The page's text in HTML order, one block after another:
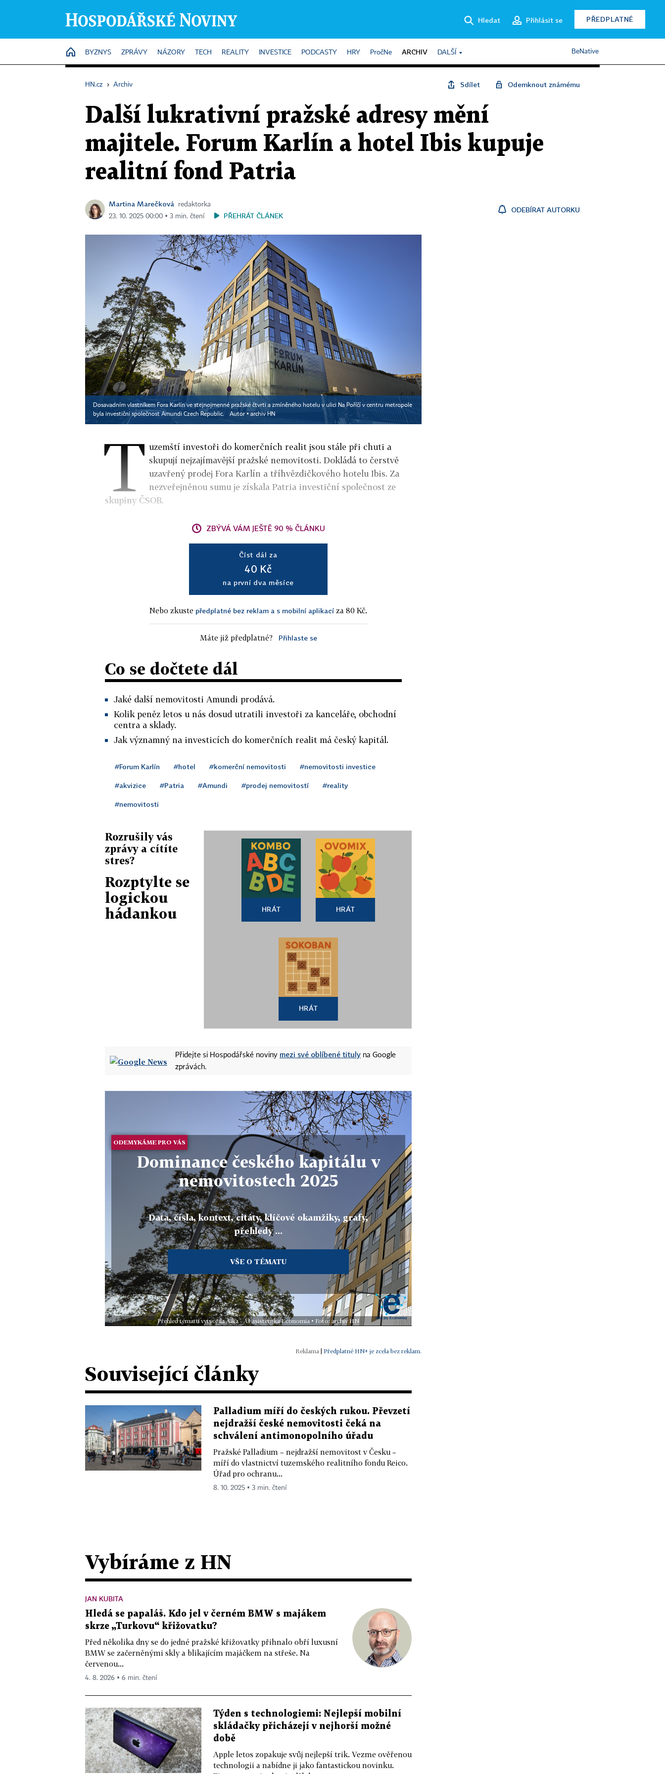
Hledat Přihlásit se PŘEDPLATNÉ
HOME
BYZNYS ZPRÁVY NÁZORY TECH REALITY INVESTICE PODCASTY HRY PročNe ARCHIV DALŠÍ BeNative
HN.cz › Archiv Sdílet Odemknout známému
Další lukrativní pražské adresy mění
majitele. Forum Karlín a hotel Ibis kupuje
realitní fond Patria
Martina Marečková
redaktorka
23. 10. 2025 00:00 ▪ 3 min. čtení
PŘEHRÁT ČLÁNEK
ODEBÍRAT AUTORKU
Dosavadním vlastníkem Fora Karlín ve stejnojmenné pražské čtvrti a zmíněného hotelu v ulici Na Poříčí v centru metropole
byla investiční společnost Amundi Czech Republic.
Autor ▪ archiv HN
T uzemští investoři do komerčních realit jsou stále při chuti a
skupují nejzajímavější pražské nemovitosti. Dokládá to čerstvě
uzavřený prodej Fora Karlín a tříhvězdičkového hotelu Ibis. Za
nezveřejněnou sumu je získala Patria investiční společnost ze
skupiny ČSOB.
ZBÝVÁ VÁM JEŠTĚ 90 % ČLÁNKU
Číst dál za
40 Kč
na první dva měsíce
Nebo zkuste předplatné bez reklam a s mobilní aplikací za 80 Kč.
Máte již předplatné? Přihlaste se
Co se dočtete dál
Jaké další nemovitosti Amundi prodává.
Kolik peněz letos u nás dosud utratili investoři za kanceláře, obchodní
centra a sklady.
Jak významný na investicích do komerčních realit má český kapitál.
#Forum Karlín #hotel #komerční nemovitosti #nemovitosti investice
#akvizice #Patria #Amundi #prodej nemovitostí #reality
#nemovitosti
Rozrušily vás
zprávy a cítíte
stres?
Rozptylte se
logickou
hádankou
HRÁT HRÁT
HRÁT
Přidejte si Hospodářské noviny mezi své oblíbené tituly na Google
zprávách.
ODEMYKÁME PRO VÁS
Dominance českého kapitálu v
nemovitostech 2025
Data, čísla, kontext, citáty, klíčové okamžiky, grafy,
přehledy ...
VŠE O TÉMATU
Přehled tématu vytvořila Aika - AI asistentka Economia • Foto: archiv HN
Předplatné HN+ je zcela bez reklam.
Související články
Palladium míří do českých rukou. Převzetí
nejdražší české nemovitosti čeká na
schválení antimonopolního úřadu
Pražské Palladium – nejdražší nemovitost v Česku –
míří do vlastnictví tuzemského realitního fondu Reico.
Úřad pro ochranu...
8. 10. 2025 ▪ 3 min. čtení
Vybíráme z HN
JAN KUBITA
Hledá se papaláš. Kdo jel v černém BMW s majákem
skrze „Turkovu“ křižovatku?
Před několika dny se do jedné pražské křižovatky přihnalo obří luxusní
BMW se začerněnými skly a blikajícím majáčkem na střeše. Na
červenou...
4. 8. 2026 ▪ 6 min. čtení
Týden s technologiemi: Nejlepší mobilní
skládačky přicházejí v nejhorší možné
době
Apple letos zopakuje svůj nejlepší trik. Vezme ověřenou
technologii a nabídne ji jako fantastickou novinku.